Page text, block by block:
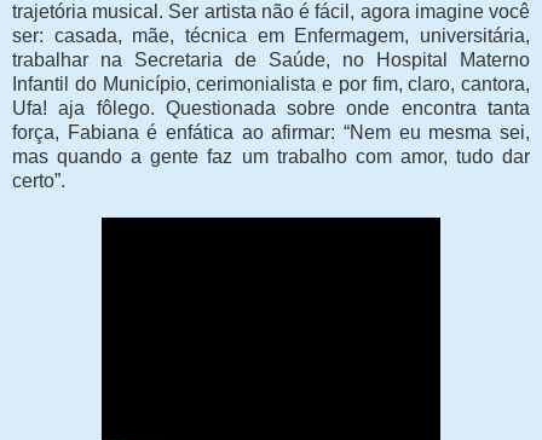
trajetória musical. Ser artista não é fácil, agora imagine você
ser: casada, mãe, técnica em Enfermagem, universitária,
trabalhar na Secretaria de Saúde, no Hospital Materno
Infantil do Município, cerimonialista e por fim, claro, cantora,
Ufa! aja fôlego. Questionada sobre onde encontra tanta
força, Fabiana é enfática ao afirmar: “Nem eu mesma sei,
mas quando a gente faz um trabalho com amor, tudo dar
certo”.